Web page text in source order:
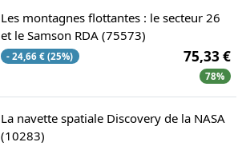
Les montagnes flottantes : le secteur 26
et le Samson RDA (75573)
- 24,66 € (25%) 75,33 €
78%
La navette spatiale Discovery de la NASA
(10283)